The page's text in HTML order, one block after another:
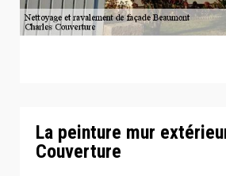
La peinture mur
Couverture